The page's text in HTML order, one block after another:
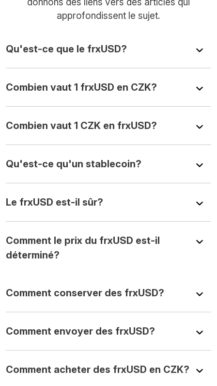
approfondissent le sujet.
Qu'est-ce que le frxUSD?
Combien vaut 1 frxUSD en CZK?
Combien vaut 1 CZK en frxUSD?
Qu'est-ce qu'un stablecoin?
Le frxUSD est-il sûr?
Comment le prix du frxUSD est-il
déterminé?
Comment conserver des frxUSD?
Comment envoyer des frxUSD?
Comment acheter des frxUSD en CZK?